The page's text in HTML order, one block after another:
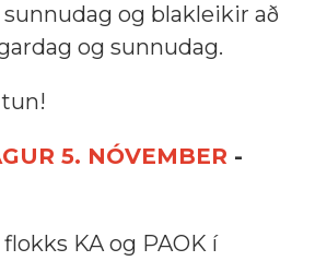
og blakleikir að
og sunnudag.
5. NÓVEMBER -
KA og PAOK í